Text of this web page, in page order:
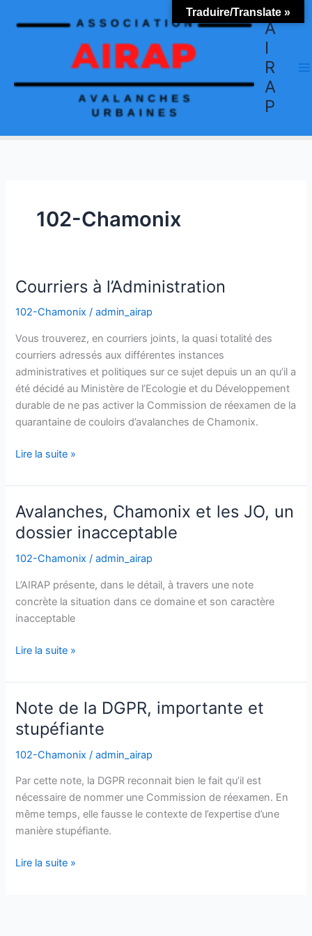
A
I
R
A
P
102-Chamonix
Courriers à l’Administration
102-Chamonix /admin_airap
Vous trouverez, en courriers joints, la quasi totalité des
courriers adressés aux différentes instances
administratives et politiques sur ce sujet depuis un an qu’il a
été décidé au Ministère de l’Ecologie et du Développement
durable de ne pas activer la Commission de réexamen de la
quarantaine de couloirs d’avalanches de Chamonix.
Courriers
l’Administration
Lire la suite »
Avalanches, Chamonix et les JO, un
dossier inacceptable
102-Chamonix /admin_airap
L’AIRAP présente, dans le détail, à travers une note
concrète la situation dans ce domaine et son caractère
inacceptable
Avalanches,
Chamonix
et
les
un
dossier
inacceptable
Lire la suite »
Note de la DGPR, importante et
stupéfiante
102-Chamonix /admin_airap
Par cette note, la DGPR reconnait bien le fait qu’il est
nécessaire de nommer une Commission de réexamen. En
même temps, elle fausse le contexte de l’expertise d’une
manière stupéfiante.
Note
de
la
DGPR,
Lire la suite »
Traduire/Translate »